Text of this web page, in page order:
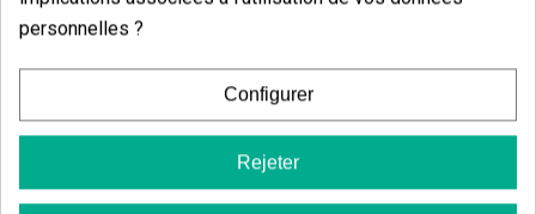
Trier par:
Commentaires surTest pour
Cocaïne/Crack EZ Test
personnelles ?
Configurer
Rejeter